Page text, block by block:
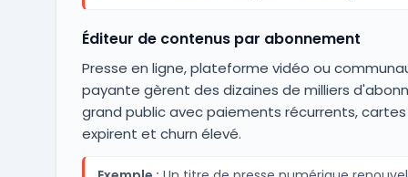
Éditeur de contenus par abonnement
Presse en ligne, plateforme vidéo ou
payante gèrent des dizaines de milliers
grand public avec paiements récurrents, cartes
expirent et churn élevé.